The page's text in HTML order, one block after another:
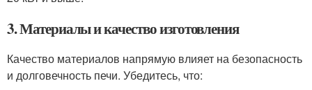
3. Материалы и качество изготовления
Качество материалов напрямую влияет на безопасность
и долговечность печи. Убедитесь, что: